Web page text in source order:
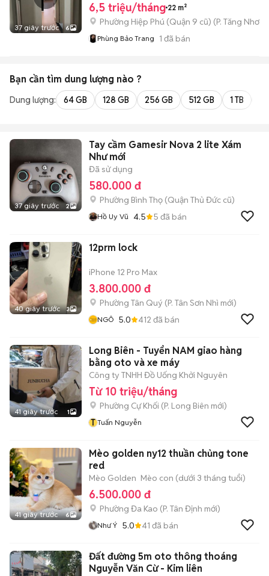
37 giây trước 6
6,5 triệu/tháng 22 m²
Phường Hiệp Phú (Quận 9 cũ) (P. Tăng Nhơn
Phùng Bảo Trang 1 đã bán
Bạn cần tìm dung lượng nào ?
Dung lượng: 64 GB 128 GB 256 GB 512 GB 1 TB
37 giây trước 2
Tay cầm Gamesir Nova 2 lite Xám
Như mới
Đã sử dụng
580.000 đ
Phường Bình Thọ (Quận Thủ Đức cũ)
Hồ Uy Vũ 4.5 5 đã bán
40 giây trước 3
12prm lock
iPhone 12 Pro Max
3.800.000 đ
Phường Tân Quý (P. Tân Sơn Nhì mới)
NGÔ 5.0 412 đã bán
41 giây trước 1
Long Biên - Tuyển NAM giao hàng
bằng oto và xe máy
Công ty TNHH Đồ Uống Khởi Nguyên
Từ 10 triệu/tháng
Phường Cự Khối (P. Long Biên mới)
T Tuấn Nguyễn
41 giây trước 6
Mèo golden ny12 thuần chủng tone
red
Mèo Golden Mèo con (dưới 3 tháng tuổi)
6.500.000 đ
Phường Đa Kao (P. Tân Định mới)
Như Ý 5.0 41 đã bán
Đất đường 5m oto thông thoáng
Nguyễn Văn Cừ - Kim liên